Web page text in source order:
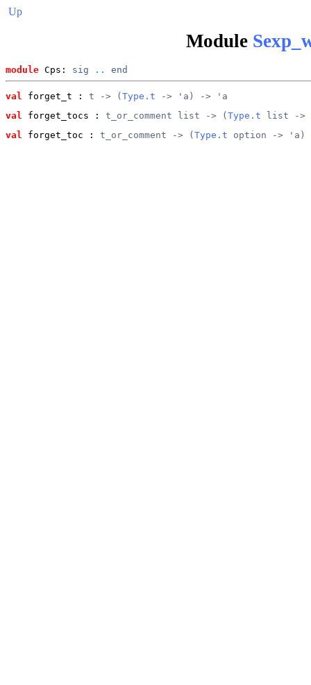
Up
Module
module Cps: sig .. end
val forget_t : t -> (Type.t -> 'a) -> 'a
val
forget_tocs : t_or_comment list -> (Type.t list ->
val
forget_toc : t_or_comment -> (Type.t option -> 'a)